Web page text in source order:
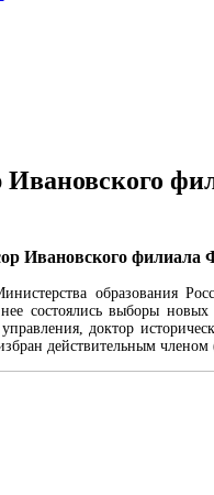
Ивановского
Ивановского
образования
состоялись выборы
доктор
действительным